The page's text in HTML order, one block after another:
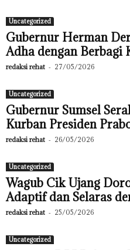
Uncategorized
Gubernur Herman
Adha dengan Berbagi
redaksi rehat - 27/05/2026
Uncategorized
Gubernur Sumsel
Kurban Presiden
redaksi rehat - 26/05/2026
Uncategorized
Wagub Cik Ujang
Adaptif dan Selaras
redaksi rehat - 25/05/2026
Uncategorized